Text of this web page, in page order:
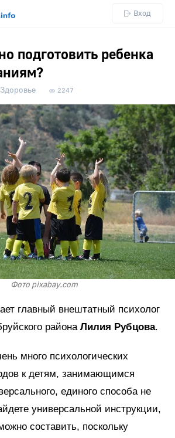
Вход
подготовить ребенка
Здоровье 2247
Фото pixabay.com
главный внештатный психолог
района Лилия Рубцова.
много психологических
к детям, занимающимся
единого способа не
универсальной инструкции,
составить, поскольку